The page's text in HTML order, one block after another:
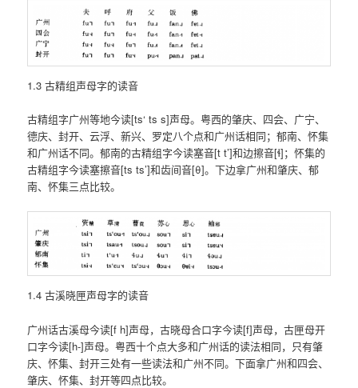
1.3 古精组声母字的读音
古精组字广州等地今读[ts‘ ts s]声母。粤西的肇庆、四会、广宁、
德庆、封开、云浮、新兴、罗定八个点和广州话相同；郁南、怀集
和广州话不同。郁南的古精组字今读塞音[t t’]和边擦音[ɬ]；怀集的
古精组字今读塞擦音[ts ts’]和齿间音[θ]。下边拿广州和肇庆、郁
南、怀集三点比较。
1.4 古溪晓匣声母字的读音
广州话古溪母今读[f h]声母，古晓母合口字今读[f]声母，古匣母开
口字今读[h-]声母。粤西十个点大多和广州话的读法相同，只有肇
庆、怀集、封开三处有一些读法和广州不同。下面拿广州和四会、
肇庆、怀集、封开等四点比较。